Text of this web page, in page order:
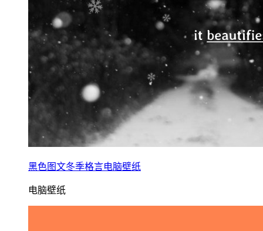
黑色图文冬季格言电脑壁纸
电脑壁纸